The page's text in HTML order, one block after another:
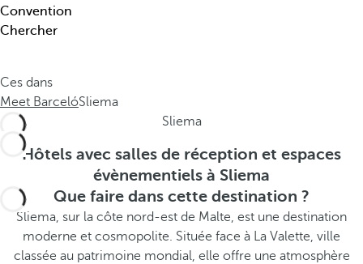
q
u
.
.
e
n
h
e
Convention
Chercher
Ces dans
Meet BarcelóSliema
Sliema
Hôtels avec salles de réception et espaces
évènementiels à Sliema
Que faire dans cette destination ?
Sliema, sur la côte nord-est de Malte, est une destination
moderne et cosmopolite. Située face à La Valette, ville
classée au patrimoine mondial, elle offre une atmosphère